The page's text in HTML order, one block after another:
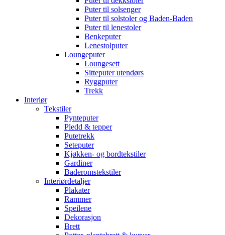
Puter til solsenger
Puter til solstoler og Baden-Baden
Puter til lenestoler
Benkeputer
Lenestolputer
Loungeputer
Loungesett
Sitteputer utendørs
Ryggputer
Trekk
Interiør
Tekstiler
Pynteputer
Pledd & tepper
Putetrekk
Seteputer
Kjøkken- og bordtekstiler
Gardiner
Baderomstekstiler
Interiørdetaljer
Plakater
Rammer
Speilene
Dekorasjon
Brett